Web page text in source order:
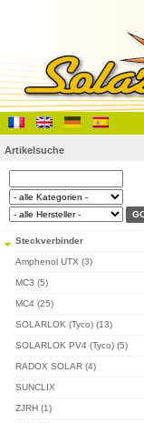
Artikelsuche
Steckverbinder
Amphenol UTX (3)
MC3 (5)
MC4 (25)
SOLARLOK (Tyco) (13)
SOLARLOK PV4 (Tyco) (5)
RADOX SOLAR (4)
SUNCLIX
ZJRH (1)